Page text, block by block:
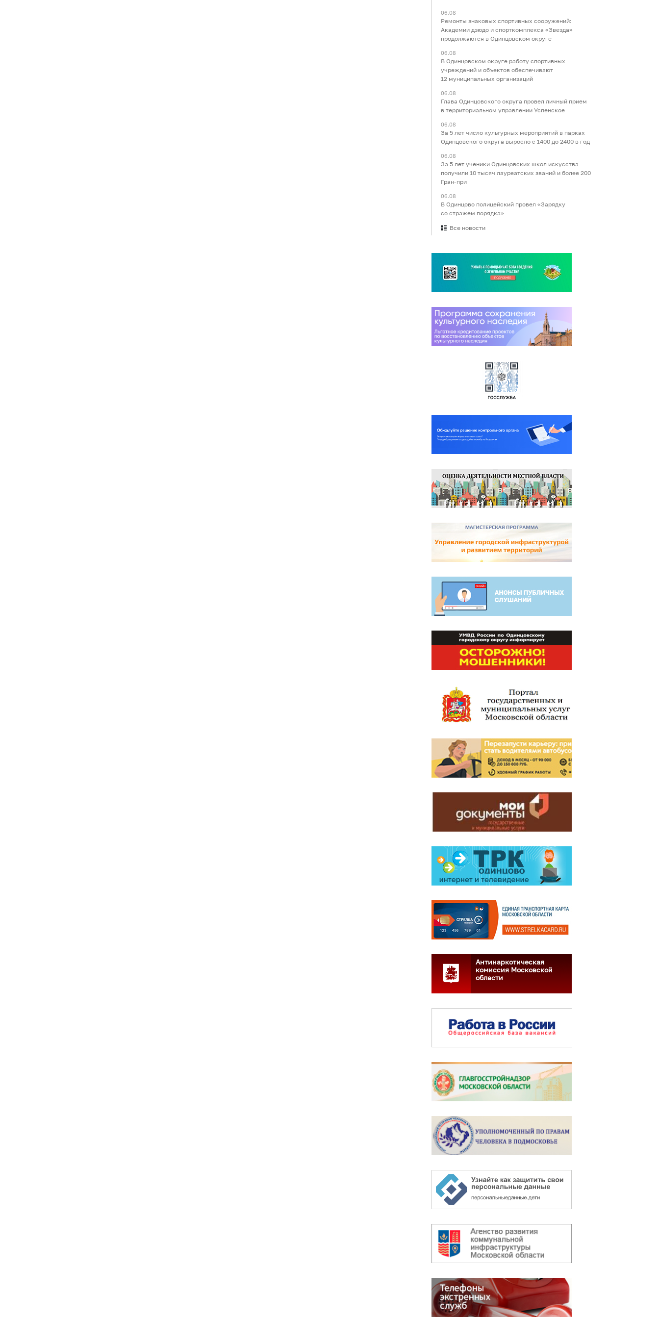
06.08
Ремонты знаковых спортивных сооружений:
Академии дзюдо и спорткомплекса «Звезда»
продолжаются в Одинцовском округе
06.08
В Одинцовском округе работу спортивных
учреждений и объектов обеспечивают
12 муниципальных организаций
06.08
Глава Одинцовского округа провел личный прием
в территориальном управлении Успенское
06.08
За 5 лет число культурных мероприятий в парках
Одинцовского округа выросло с 1400 до 2400 в год
06.08
За 5 лет ученики Одинцовских школ искусства
получили 10 тысяч лауреатских званий и более 200
Гран-при
06.08
В Одинцово полицейский провел «Зарядку
со стражем порядка»
Все новости
Антинаркотическая
комиссия Московской
области